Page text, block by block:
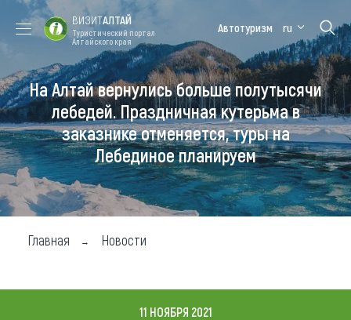
Форум VISIT
ALTAI
Цветение
маральника
Медицинский
форум
Алтайская
зимовка
Туры
Где побывать
Чем заняться
Где остановиться
ВИЗИТАЛТАЙ
Туристический портал
Алтайского края
Автотуризм ru
На Алтай вернулись больше полутысячи
лебедей. Праздничная кутерьма в
заказнике отменяется, туры на
Лебединое планируем
Главная Новости
11 НОЯБРЯ 2021